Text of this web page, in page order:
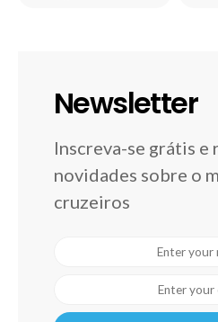
Newsletter
Inscreva-se grátis e
novidades sobre o
cruzeiros